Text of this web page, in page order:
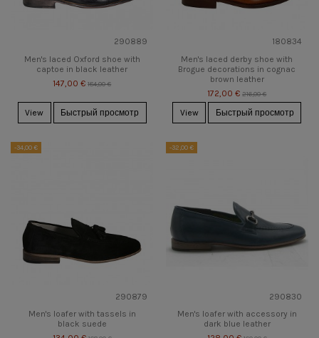
290889
Men's laced Oxford shoe with
captoe in black leather
147,00 € 184,00 €
View Быстрый просмотр
180834
Men's laced derby shoe with
Brogue decorations in cognac
brown leather
172,00 € 216,00 €
View Быстрый просмотр
-34,00 €
290879
Men's loafer with tassels in
black suede
-32,00 €
290830
Men's loafer with accessory in
dark blue leather